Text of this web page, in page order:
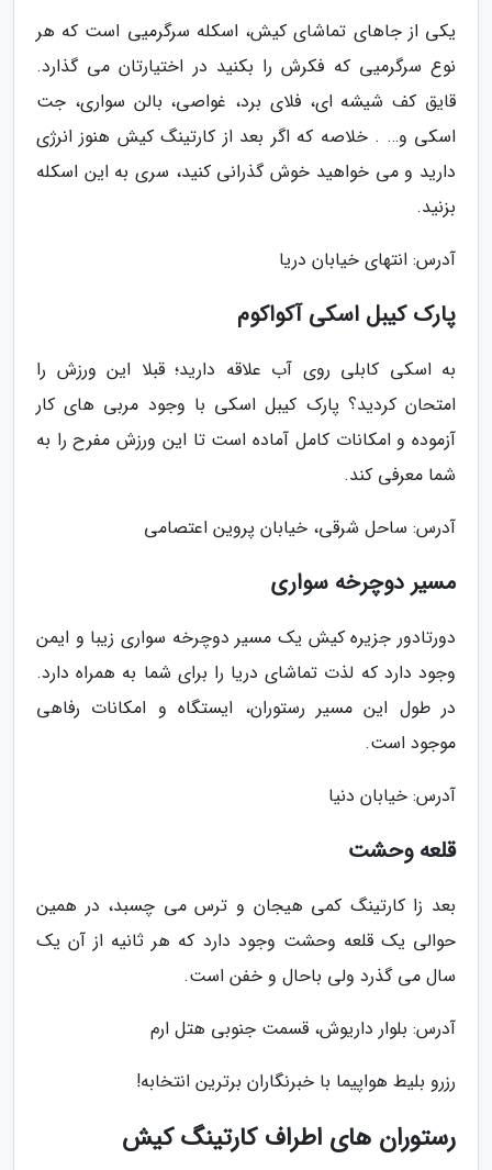
یکی از جاهای تماشای کیش، اسکله سرگرمیی است که هر
نوع سرگرمیی که فکرش را بکنید در اختیارتان می گذارد.
قایق کف شیشه ای، فلای برد، غواصی، بالن سواری، جت
اسکی و… . خلاصه که اگر بعد از کارتینگ کیش هنوز انرژی
دارید و می خواهید خوش گذرانی کنید، سری به این اسکله
بزنید.
آدرس: انتهای خیابان دریا
پارک کیبل اسکی آکواکوم
به اسکی کابلی روی آب علاقه دارید؛ قبلا این ورزش را
امتحان کردید؟ پارک کیبل اسکی با وجود مربی های کار
آزموده و امکانات کامل آماده است تا این ورزش مفرح را به
شما معرفی کند.
آدرس: ساحل شرقی، خیابان پروین اعتصامی
مسیر دوچرخه سواری
دورتادور جزیره کیش یک مسیر دوچرخه سواری زیبا و ایمن
وجود دارد که لذت تماشای دریا را برای شما به همراه دارد.
در طول این مسیر رستوران، ایستگاه و امکانات رفاهی
موجود است.
آدرس: خیابان دنیا
قلعه وحشت
بعد زا کارتینگ کمی هیجان و ترس می چسبد، در همین
حوالی یک قلعه وحشت وجود دارد که هر ثانیه از آن یک
سال می گذرد ولی باحال و خفن است.
آدرس: بلوار داریوش، قسمت جنوبی هتل ارم
رزرو بلیط هواپیما با خبرنگاران برترین انتخابه!
رستوران های اطراف کارتینگ کیش